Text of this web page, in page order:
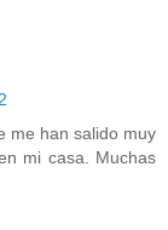
me han salido muy
mi casa. Muchas